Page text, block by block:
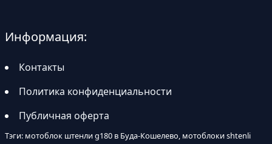
Информация:
Контакты
Политика конфиденциальности
Публичная оферта
Тэги: мотоблок штенли g180 в Буда-Кошелево, мотоблоки shtenli